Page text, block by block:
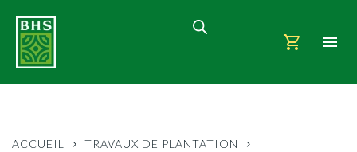
ACCUEIL
TRAVAUX DE PLANTATION